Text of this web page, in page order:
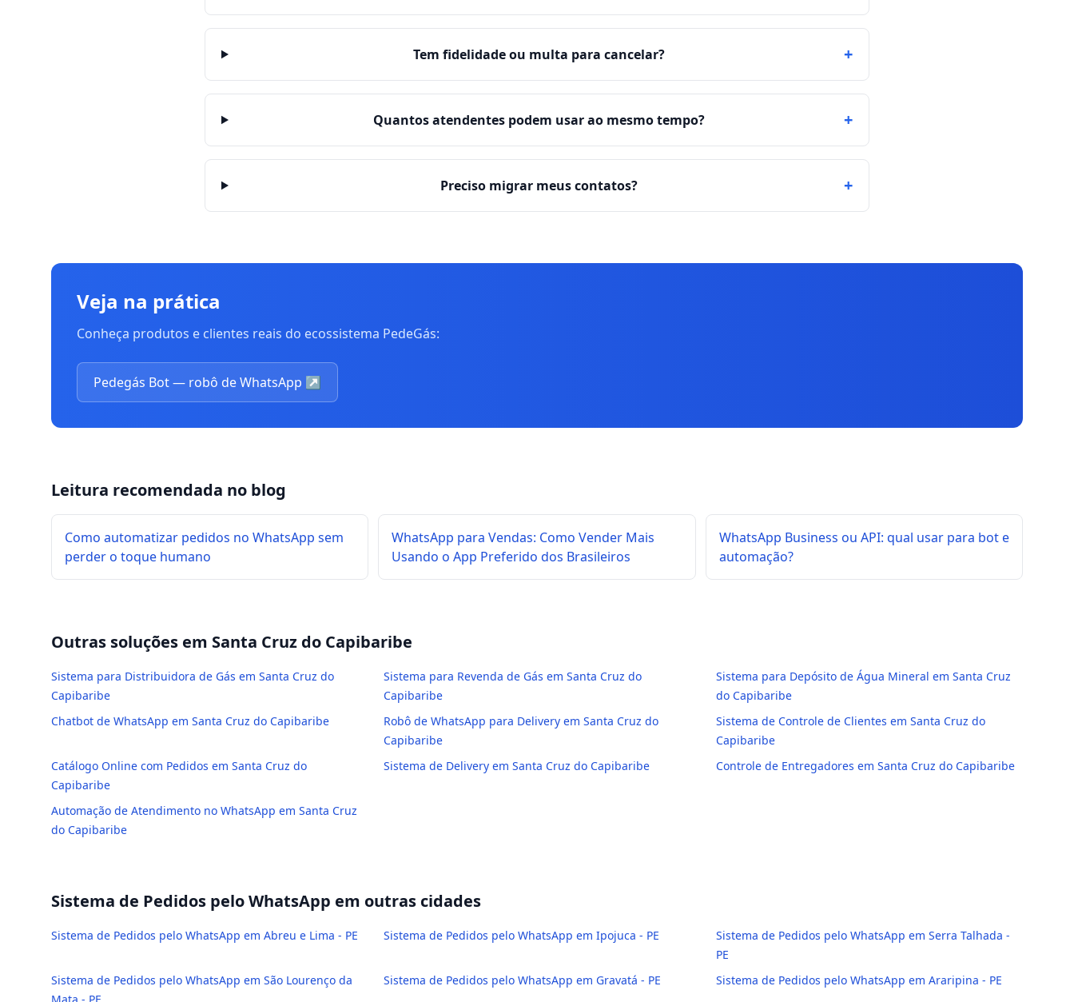
Tem fidelidade ou multa para cancelar? +
Quantos atendentes podem usar ao mesmo tempo? +
Preciso migrar meus contatos? +
Veja na prática
Conheça produtos e clientes reais do ecossistema PedeGás:
Pedegás Bot — robô de WhatsApp ↗
Leitura recomendada no blog
Como automatizar pedidos no WhatsApp sem
perder o toque humano
WhatsApp para Vendas: Como Vender Mais
Usando o App Preferido dos Brasileiros
WhatsApp Business ou API: qual usar para bot e
automação?
Outras soluções em Santa Cruz do Capibaribe
Sistema para Distribuidora de Gás em Santa Cruz do
Capibaribe
Sistema para Revenda de Gás em Santa Cruz do
Capibaribe
Sistema para Depósito de Água Mineral em Santa Cruz
do Capibaribe
Chatbot de WhatsApp em Santa Cruz do Capibaribe
Robô de WhatsApp para Delivery em Santa Cruz do
Capibaribe
Sistema de Controle de Clientes em Santa Cruz do
Capibaribe
Catálogo Online com Pedidos em Santa Cruz do
Capibaribe
Sistema de Delivery em Santa Cruz do Capibaribe Controle de Entregadores em Santa Cruz do Capibaribe
Automação de Atendimento no WhatsApp em Santa Cruz
do Capibaribe
Sistema de Pedidos pelo WhatsApp em outras cidades
Sistema de Pedidos pelo WhatsApp em Abreu e Lima - PE Sistema de Pedidos pelo WhatsApp em Ipojuca - PE
Sistema de Pedidos pelo WhatsApp em Serra Talhada -
PE
Sistema de Pedidos pelo WhatsApp em São Lourenço da
Sistema de Pedidos pelo WhatsApp em Gravatá - PE Sistema de Pedidos pelo WhatsApp em Araripina - PE